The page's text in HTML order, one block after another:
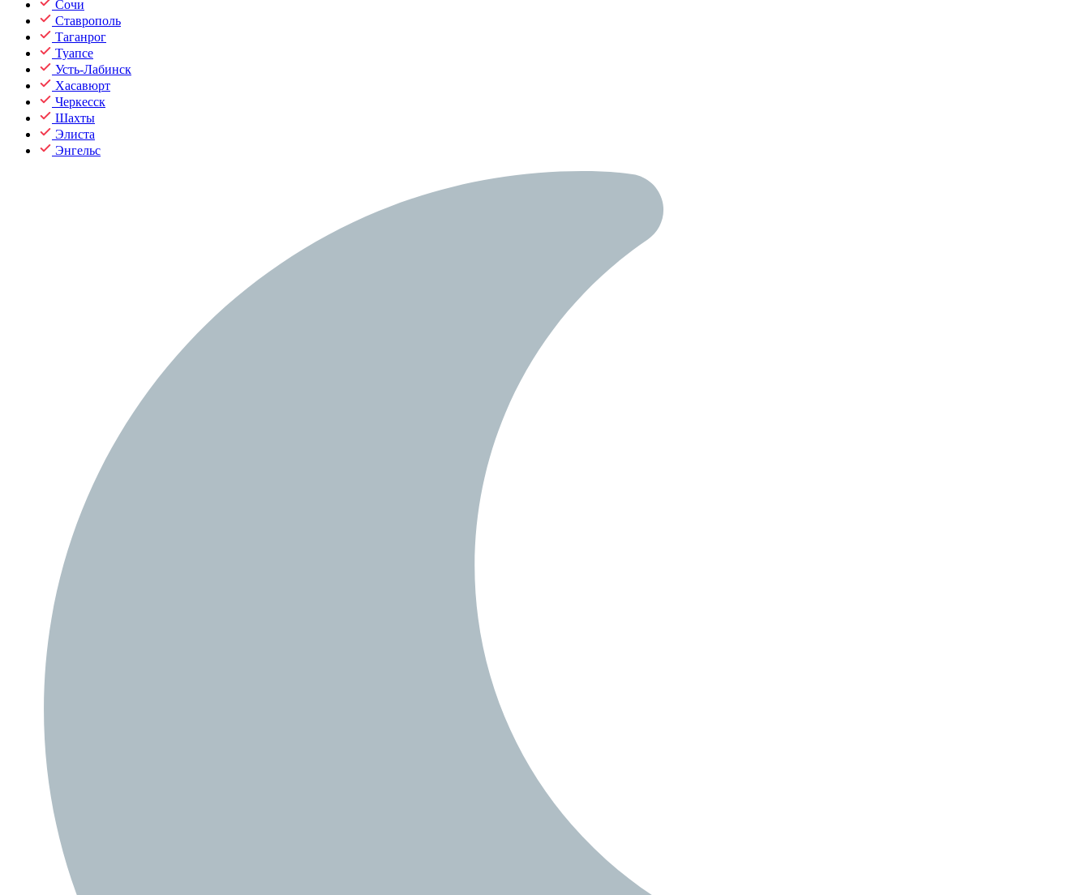
Сочи
Ставрополь
Таганрог
Туапсе
Усть-Лабинск
Хасавюрт
Черкесск
Шахты
Элиста
Энгельс